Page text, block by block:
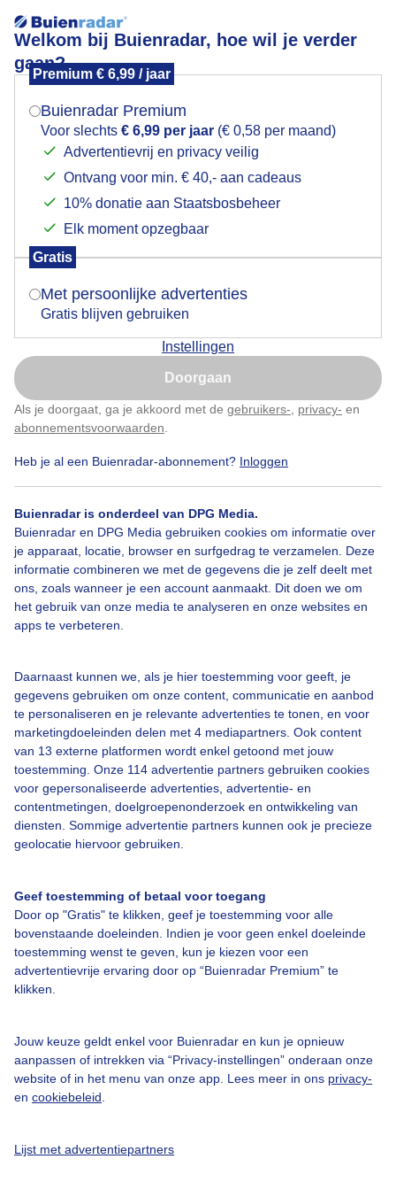
Welkom bij Buienradar, hoe wil je verder
gaan?
Premium € 6,99 / jaar
Buienradar Premium
Voor slechts € 6,99 per jaar (€ 0,58 per maand)
Advertentievrij en privacy veilig
Ontvang voor min. € 40,- aan cadeaus
10% donatie aan Staatsbosbeheer
Elk moment opzegbaar
Gratis
Met persoonlijke advertenties
Gratis blijven gebruiken
Instellingen
Doorgaan
Als je doorgaat, ga je akkoord met de gebruikers- privacy- en
abonnementsvoorwaarden
Heb je al een Buienradar-abonnement? Inloggen
Buienradar is onderdeel van DPG Media.
Buienradar en DPG Media gebruiken cookies om informatie over
je apparaat, locatie, browser en surfgedrag te verzamelen. Deze
informatie combineren we met de gegevens die je zelf deelt met
ons, zoals wanneer je een account aanmaakt. Dit doen we om
het gebruik van onze media te analyseren en onze websites en
apps te verbeteren.
Daarnaast kunnen we, als je hier toestemming voor geeft, je
gegevens gebruiken om onze content, communicatie en aanbod
te personaliseren en je relevante advertenties te tonen, en voor
marketingdoeleinden delen met 4 mediapartners. Ook content
van 13 externe platformen wordt enkel getoond met jouw
toestemming. Onze 114 advertentie partners gebruiken cookies
voor gepersonaliseerde advertenties, advertentie- en
contentmetingen, doelgroepenonderzoek en ontwikkeling van
diensten. Sommige advertentie partners kunnen ook je precieze
geolocatie hiervoor gebruiken.
Geef toestemming of betaal voor toegang
Door op "Gratis" te klikken, geef je toestemming voor alle
bovenstaande doeleinden. Indien je voor geen enkel doeleinde
toestemming wenst te geven, kun je kiezen voor een
advertentievrije ervaring door op “Buienradar Premium” te
klikken.
Jouw keuze geldt enkel voor Buienradar en kun je opnieuw
aanpassen of intrekken via “Privacy-instellingen” onderaan onze
website of in het menu van onze app. Lees meer in ons privacy-
en cookiebeleid
Lijst met advertentiepartners
Herfstplaatje
Kijk goed rond in je tuin bij mist!
Herfst Zonsopkomst
Een moment geduld aub...
Over Buienradar
Bedrijfsgegevens
Toegankelijkheid
Buienradar Team
Mogen we je locatie gebruiken voor het
Indien je hier nog geen akkoord op hebt gegeven,
verschijnt er zo een pop-up uit je browser waarin
Is goed, toon de popup
Nu niet, misschien later
Klik hierom dit aan te passen